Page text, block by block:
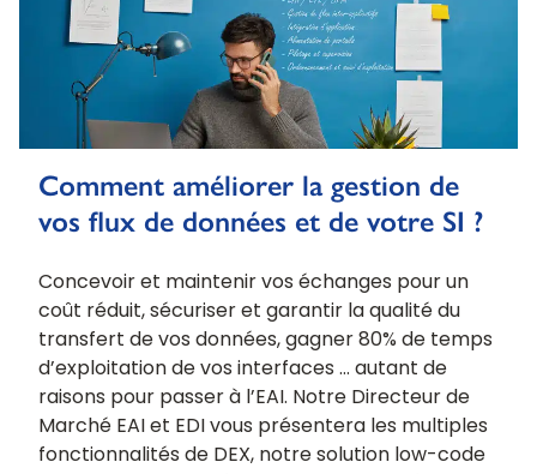
Comment améliorer la gestion de
vos flux de données et de votre SI ?
Concevoir et maintenir vos échanges pour un
coût réduit, sécuriser et garantir la qualité du
transfert de vos données, gagner 80% de temps
d’exploitation de vos interfaces … autant de
raisons pour passer à l’EAI. Notre Directeur de
Marché EAI et EDI vous présentera les multiples
fonctionnalités de DEX, notre solution low-code